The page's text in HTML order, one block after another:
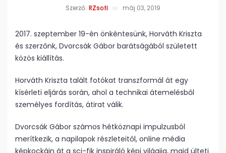
Szerző: RZsofi máj 03, 2019
2017. szeptember 19-én önkéntesünk, Horváth Kriszta
és szerzőnk, Dvorcsák Gábor barátságából született
közös kiállítás.
Horváth Kriszta talált fotókat transzformál át egy
kísérleti eljárás során, ahol a technikai átemelésből
személyes fordítás, átirat válik.
Dvorcsák Gábor számos hétköznapi impulzusból
merítkezik, a napilapok részleteitől, online média
képkockáin át a sci-fik inspiráló képi világiig, majd ülteti